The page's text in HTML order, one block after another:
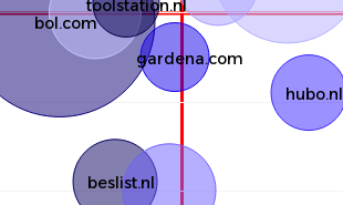
beslist.nl
bol.com
gardena.com
hubo.nl
toolstation.nl